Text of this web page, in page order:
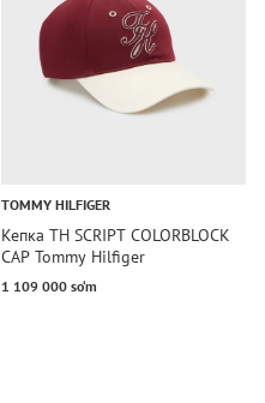
TOMMY HILFIGER
Кепка TH SCRIPT COLORBLOCK
CAP Tommy Hilfiger
1 109 000 so‘m